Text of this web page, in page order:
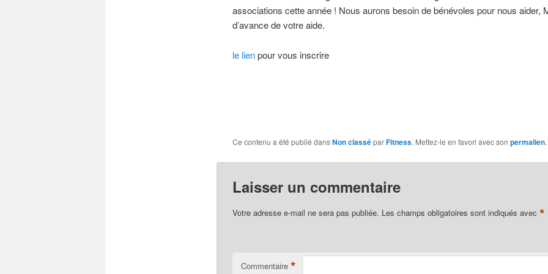
associations cette année ! Nous aurons besoin de bénévoles pour nous aider,
d’avance de votre aide.
le lienpour vous inscrire
Ce contenu a été publié dansNon classéparFitness. Mettez-le en favori avec son permalien.
Laisser un commentaire
Votre adresse e-mail ne sera pas publiée. Les champs obligatoires sont indiqués avec *
Commentaire *